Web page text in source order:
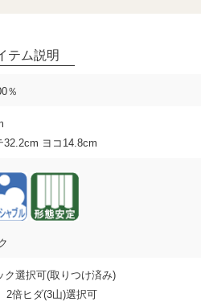
％
32.2cm ヨコ14.8cm
ク選択可(取りつけ済み)
2倍ヒダ(3山)選択可